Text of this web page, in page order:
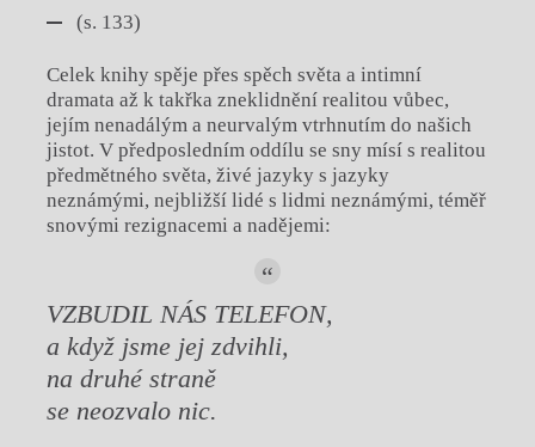
(s. 133)
Celek knihy spěje přes spěch světa a intimní
dramata až k takřka zneklidnění realitou vůbec,
jejím nenadálým a neurvalým vtrhnutím do našich
jistot. V předposledním oddílu se sny mísí s realitou
předmětného světa, živé jazyky s jazyky
neznámými, nejbližší lidé s lidmi neznámými, téměř
snovými rezignacemi a nadějemi:
VZBUDIL NÁS TELEFON,
a když jsme jej zdvihli,
na druhé straně
se neozvalo nic.